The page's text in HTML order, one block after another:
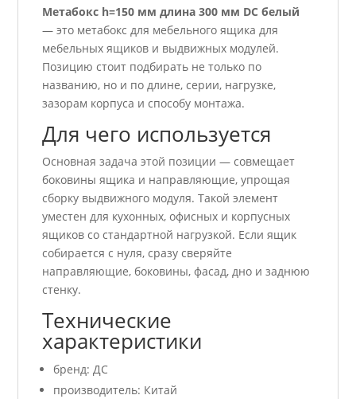
Метабокс h=150 мм длина 300 мм DC белый
— это метабокс для мебельного ящика для
мебельных ящиков и выдвижных модулей.
Позицию стоит подбирать не только по
названию, но и по длине, серии, нагрузке,
зазорам корпуса и способу монтажа.
Для чего используется
Основная задача этой позиции — совмещает
боковины ящика и направляющие, упрощая
сборку выдвижного модуля. Такой элемент
уместен для кухонных, офисных и корпусных
ящиков со стандартной нагрузкой. Если ящик
собирается с нуля, сразу сверяйте
направляющие, боковины, фасад, дно и заднюю
стенку.
Технические
характеристики
бренд: ДС
производитель: Китай